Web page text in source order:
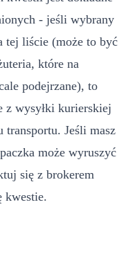
- jeśli wybrany
tej liście (może to być
które na
podejrzane), to
z wysyłki kurierskiej
transportu. Jeśli masz
może wyruszyć
się z brokerem
kwestie.